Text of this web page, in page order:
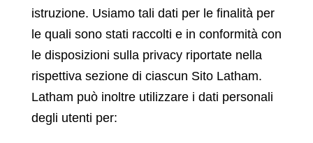
istruzione. Usiamo tali dati per le finalità per
le quali sono stati raccolti e in conformità con
le disposizioni sulla privacy riportate nella
rispettiva sezione di ciascun Sito Latham.
Latham può inoltre utilizzare i dati personali
degli utenti per: